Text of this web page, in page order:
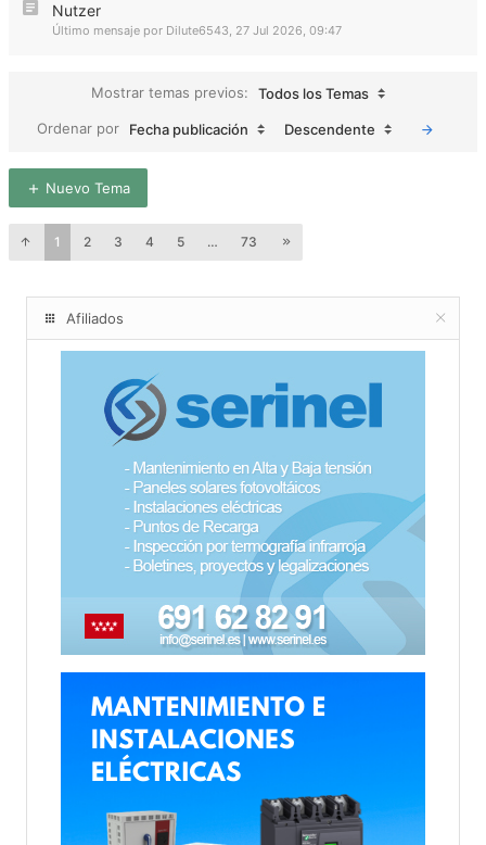
Nutzer
Último mensaje por Dilute6543, 27 Jul 2026, 09:47
Mostrar temas previos:
Todos los Temas
Ordenar por
Fecha publicación Descendente
Nuevo Tema
1 2 3 4 5 … 73
Afiliados